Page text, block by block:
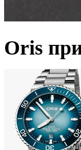
Oris